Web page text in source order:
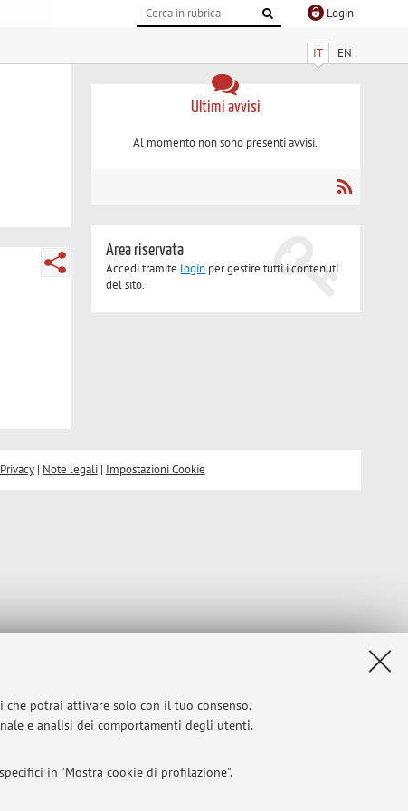
potrai attivare solo con il tuo consenso.
e analisi dei comportamenti degli utenti.
in "Mostra cookie di profilazione".
Login
IT EN
Ultimi avvisi
Al momento non sono presenti avvisi.
Area riservata
Accedi tramite login per gestire tutti i contenuti
del sito.
Privacy| Note legali| Impostazioni Cookie